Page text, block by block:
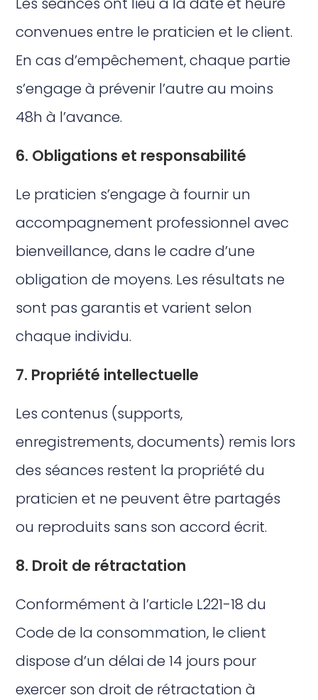
convenues entre le praticien et le client.
En cas d’empêchement, chaque partie
s’engage à prévenir l’autre au moins
48h à l’avance.
6. Obligations et responsabilité
Le praticien s’engage à fournir un
accompagnement professionnel avec
bienveillance, dans le cadre d’une
obligation de moyens. Les résultats ne
sont pas garantis et varient selon
chaque individu.
7. Propriété intellectuelle
Les contenus (supports,
enregistrements, documents) remis lors
des séances restent la propriété du
praticien et ne peuvent être partagés
ou reproduits sans son accord écrit.
8. Droit de rétractation
Conformément à l’article L221-18 du
Code de la consommation, le client
dispose d’un délai de 14 jours pour
exercer son droit de rétractation à